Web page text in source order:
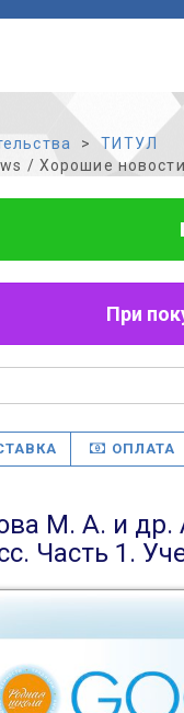
ТИТУЛ
/ Хорошие
При
ОПЛАТА
М. А. и др.
Часть 1.